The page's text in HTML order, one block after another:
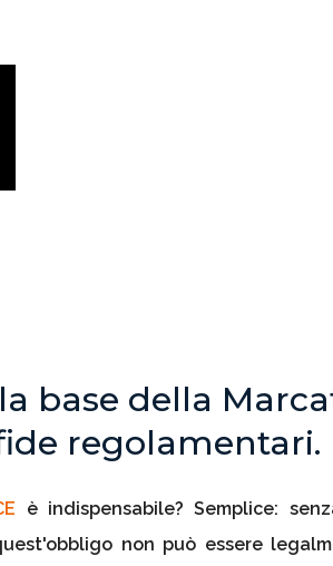
base della
regolamentari.
è indispensabile? Semplice:
non può essere